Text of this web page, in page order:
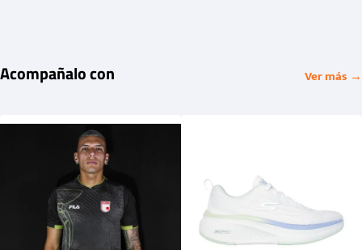
Acompañalo con Ver más →